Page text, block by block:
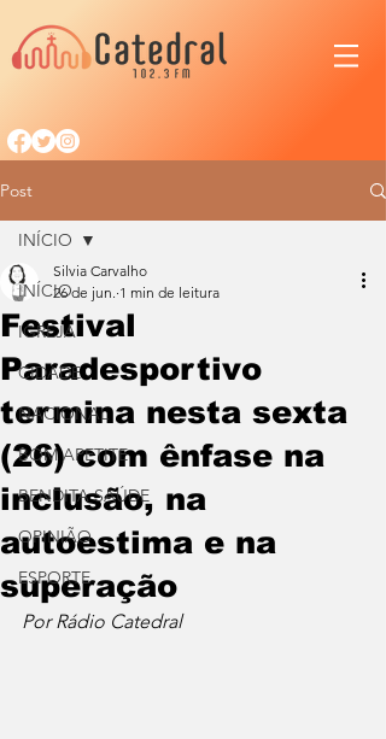
Post
INÍCIO
IGREJA
CIDADE
NACIONAL
BOM APETITE
BENDITA SAÚDE
OPINIÃO
ESPORTE
INÍCIO
Festival
Paradesportivo
termina nesta sexta
(26) com ênfase na
inclusão, na
autoestima e na
superação
Silvia Carvalho
26 de jun. 1 min de leitura
Por Rádio Catedral